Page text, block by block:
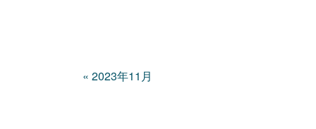
« 2023年11月